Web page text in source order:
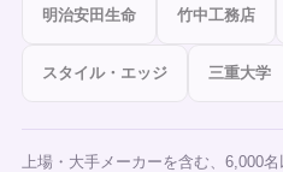
明治安田生命 竹中工務店
スタイル・エッジ 三重大学
上場・大手メーカーを含む、6,000